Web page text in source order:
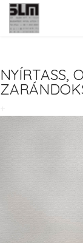
NYÍRTASS,